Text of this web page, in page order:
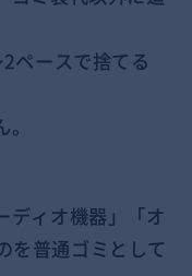
ペースで捨てる
ディオ機器」「オ
を普通ゴミとして